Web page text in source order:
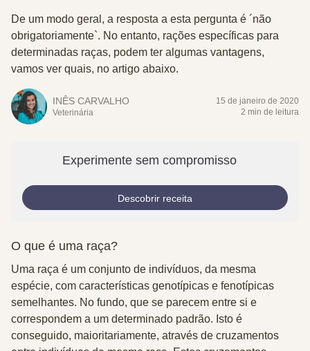
De um modo geral, a resposta a esta pergunta é ´não
obrigatoriamente`. No entanto, rações específicas para
determinadas raças, podem ter algumas vantagens,
vamos ver quais, no artigo abaixo.
INÊS CARVALHO
Veterinária
15 de janeiro de 2020
2 min de leitura
Experimente sem compromisso
Descobrir receita
O que é uma raça?
Uma raça é um conjunto de indivíduos, da mesma
espécie, com características genotípicas e fenotípicas
semelhantes. No fundo, que se parecem entre si e
correspondem a um determinado padrão. Isto é
conseguido, maioritariamente, através de cruzamentos